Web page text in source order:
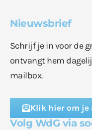
Nieuwsbrief
Schrijf je in voor de
ontvangt hem
mailbox.
Klik hier om je
Volg WdG via